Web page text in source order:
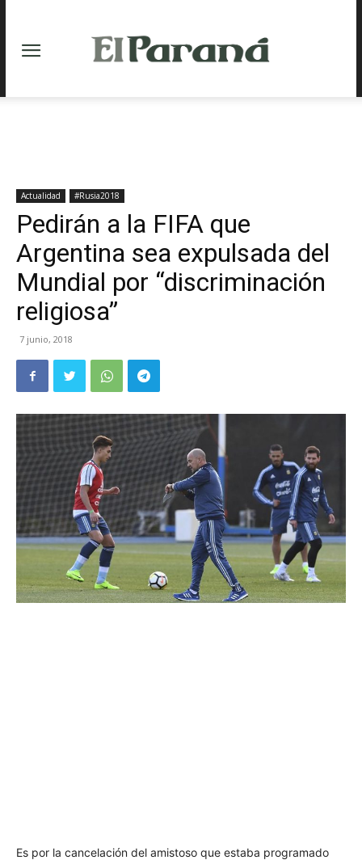
Actualidad #Rusia2018
Pedirán a la FIFA que
Argentina sea expulsada del
Mundial por “discriminación
religiosa”
7 junio, 2018
Es por la cancelación del amistoso que estaba programado